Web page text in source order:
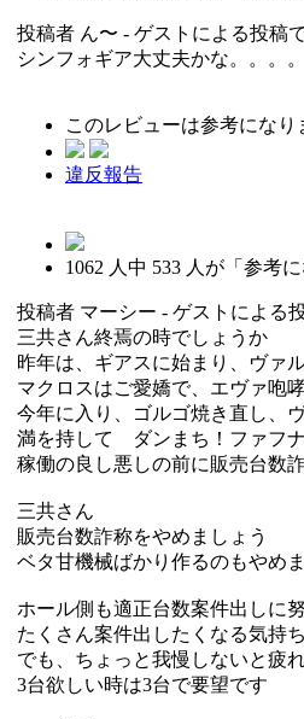
投稿者 ん〜 - ゲストによる投稿
シンフォギア大丈夫かな。。。。
このレビューは参考になり
違反報告
1062 人中 533 人が「参考
投稿者 マーシー - ゲストによる
三共さん終焉の時でしょうか
昨年は、ギアスに始まり、ヴァ
マクロスはご愛嬌で、エヴァ咆
今年に入り、ゴルゴ焼き直し、
満を持して ダンまち！ファフ
稼働の良し悪しの前に販売台数
三共さん
販売台数詐称をやめましょう
ベタ甘機械ばかり作るのもやめ
ホール側も適正台数案件出しに
たくさん案件出したくなる気持
でも、ちょっと我慢しないと疲
3台欲しい時は3台で要望です